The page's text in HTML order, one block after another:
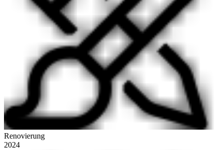
Renovierung
2024